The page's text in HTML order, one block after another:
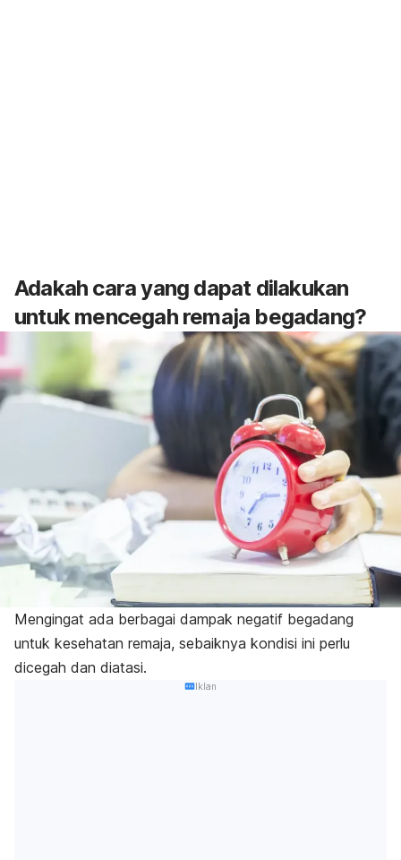
Adakah cara yang dapat dilakukan
untuk mencegah remaja begadang?
Mengingat ada berbagai dampak negatif begadang
untuk kesehatan remaja, sebaiknya kondisi ini perlu
dicegah dan diatasi.
Iklan